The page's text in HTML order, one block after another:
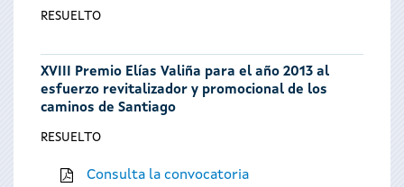
RESUELTO
XVIII Premio Elías Valiña para el año 2013 al
esfuerzo revitalizador y promocional de los
caminos de Santiago
RESUELTO
Consulta la convocatoria